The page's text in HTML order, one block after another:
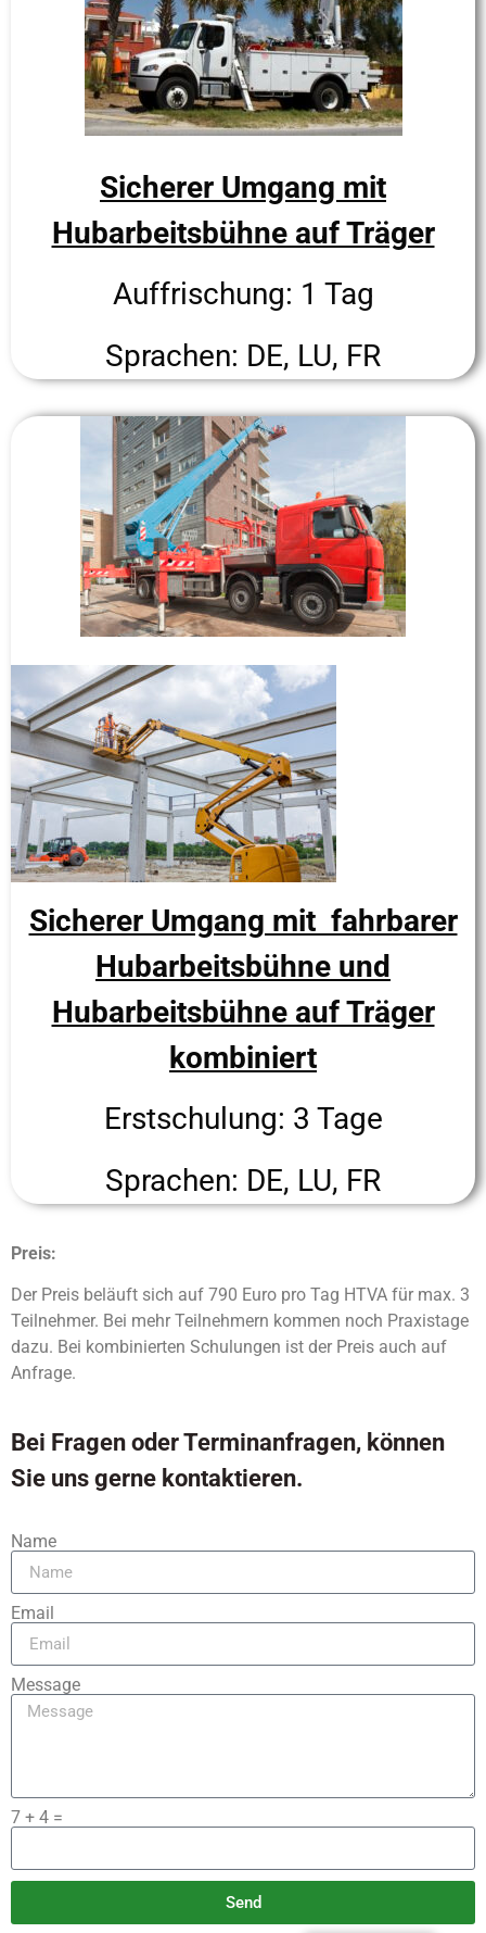
Sicherer Umgang mit
Hubarbeitsbühne auf Träger
Auffrischung: 1 Tag
Sprachen: DE, LU, FR
Sicherer Umgang mit fahrbarer
Hubarbeitsbühne und
Hubarbeitsbühne auf Träger
kombiniert
Erstschulung: 3 Tage
Sprachen: DE, LU, FR
Preis:
Der Preis beläuft sich auf 790 Euro pro Tag HTVA für max. 3
Teilnehmer. Bei mehr Teilnehmern kommen noch Praxistage
dazu. Bei kombinierten Schulungen ist der Preis auch auf
Anfrage.
Bei Fragen oder Terminanfragen, können
Sie uns gerne kontaktieren.
Name
Email
Message
7 + 4 =
Send